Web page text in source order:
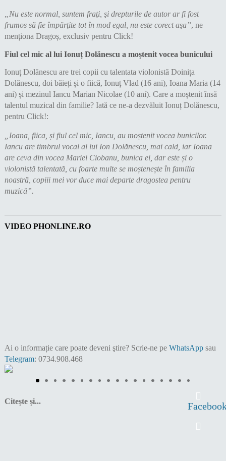
„Nu este normal, suntem fraţi, şi drepturile de autor ar fi fost
frumos să fie împărţite tot în mod egal, nu este corect aşa”, ne
menționa Dragoș, exclusiv pentru Click!
Fiul cel mic al lui Ionuț Dolănescu a moștenit vocea bunicului
Ionuț Dolănescu are trei copii cu talentata violonistă Doinița
Dolănescu, doi băieți și o fiică, Ionuț Vlad (16 ani), Ioana Maria (14
ani) și mezinul Iancu Marian Nicolae (10 ani). Care a moștenit însă
talentul muzical din familie? Iată ce ne-a dezvăluit Ionuț Dolănescu,
pentru Click!:
„Ioana, fiica, și fiul cel mic, Iancu, au moștenit vocea bunicilor.
Iancu are timbrul vocal al lui Ion Dolănescu, mai cald, iar Ioana
are ceva din vocea Mariei Ciobanu, bunica ei, dar este și o
violonistă talentată, cu foarte multe se moștenește în familia
noastră, copiii mei vor duce mai departe dragostea pentru
muzică”.
VIDEO PHONLINE.RO
Ai o informație care poate deveni ştire? Scrie-ne pe WhatsAppsau
Telegram: 0734.908.468
Citește și...